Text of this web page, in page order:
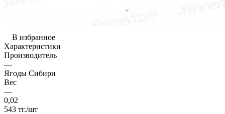
В избранное
Характеристики
Производитель
—
Ягоды Сибири
Вес
—
0,02
543 тг./шт